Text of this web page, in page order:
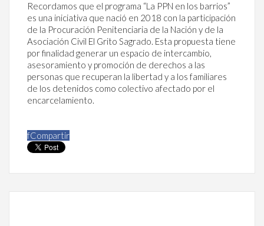
Recordamos que el programa “La PPN en los barrios”
es una iniciativa que nació en 2018 con la participación
de la Procuración Penitenciaria de la Nación y de la
Asociación Civil El Grito Sagrado. Esta propuesta tiene
por finalidad generar un espacio de intercambio,
asesoramiento y promoción de derechos a las
personas que recuperan la libertad y a los familiares
de los detenidos como colectivo afectado por el
encarcelamiento.
fCompartir